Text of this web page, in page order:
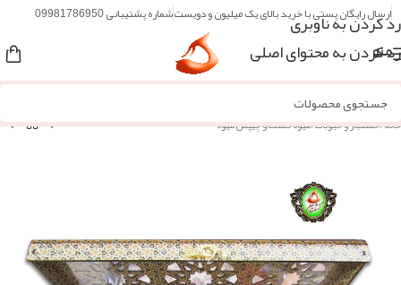
رد کردن به ناوبری
رد کردن به محتوای اصلی
ارسال رایگان پستی با خرید بالای یک میلیون و دویستشماره پشتیبانی 09981786950
منو
خانه/خشکبار و حبوبات/میوه خشک و چیپس میوه